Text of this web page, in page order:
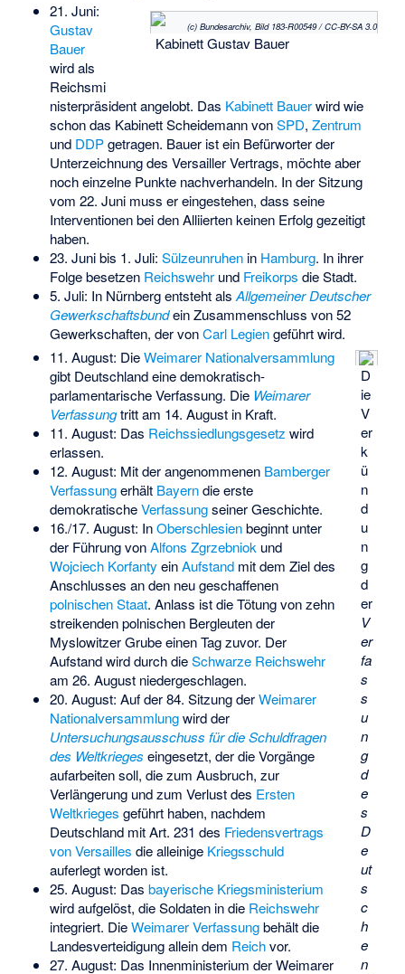
(c) Bundesarchiv, Bild 183-R00549 / CC-BY-SA 3.0
Kabinett Gustav Bauer
21. Juni:
Gustav
Bauer
wird als
Reichsmi
nisterpräsident angelobt. Das Kabinett Bauerwird wie
schon das Kabinett Scheidemann vonSPD, Zentrum
und DDPgetragen. Bauer ist ein Befürworter der
Unterzeichnung des Versailler Vertrags, möchte aber
noch einzelne Punkte nachverhandeln. In der Sitzung
vom 22. Juni muss er eingestehen, dass seine
Interventionen bei den Alliierten keinen Erfolg gezeitigt
haben.
23. Juni bis 1. Juli: Sülzeunruhenin Hamburg. In ihrer
Folge besetzen Reichswehrund Freikorps die Stadt.
5. Juli: In Nürnberg entsteht als Allgemeiner Deutscher
Gewerkschaftsbundein Zusammenschluss von 52
Gewerkschaften, der vonCarl Legiengeführt wird.
D
ie
V
er
k
ü
n
d
u
n
g
d
er
V
er
fa
s
s
u
n
g
d
e
s
D
e
ut
s
c
h
e
n
11. August: DieWeimarer Nationalversammlung
gibt Deutschland eine demokratisch-
parlamentarische Verfassung. Die Weimarer
Verfassungtritt am 14. August in Kraft.
11. August: Das Reichssiedlungsgesetz wird
erlassen.
12. August: Mit der angenommenen Bamberger
Verfassungerhält Bayerndie erste
demokratischeVerfassungseiner Geschichte.
16./17. August: InOberschlesienbeginnt unter
der Führung vonAlfons Zgrzebniok und
Wojciech Korfanty einAufstandmit dem Ziel des
Anschlusses an den neu geschaffenen
polnischen Staat. Anlass ist die Tötung von zehn
streikenden polnischen Bergleuten der
Myslowitzer Grube einen Tag zuvor. Der
Aufstand wird durch dieSchwarze Reichswehr
am 26. August niedergeschlagen.
20. August: Auf der 84. Sitzung derWeimarer
Nationalversammlungwird der
Untersuchungsausschuss für die Schuldfragen
des Weltkrieges eingesetzt, der die Vorgänge
aufarbeiten soll, die zum Ausbruch, zur
Verlängerung und zum Verlust des Ersten
Weltkrieges geführt haben, nachdem
Deutschland mit Art. 231 des Friedensvertrags
von Versailles die alleinige Kriegsschuld
auferlegt worden ist.
25. August: Das bayerische Kriegsministerium
wird aufgelöst, die Soldaten in die Reichswehr
integriert. DieWeimarer Verfassungbehält die
Landesverteidigung allein dem Reichvor.
27. August: Das Innenministerium der Weimarer